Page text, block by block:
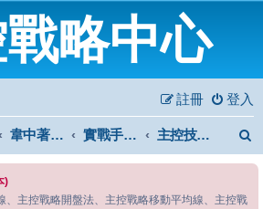
略中心
登入
註冊
韋中著作問答區 實戰手記系列 主控技術分析使用手冊
)
、主控戰略開盤法、主控戰略移動平均線、主控戰